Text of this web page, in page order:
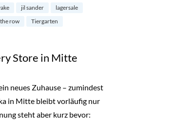
jil sander
lagersale
the row Tiergarten
Store in Mitte
neues Zuhause – zumindest
in Mitte bleibt vorläufig nur
steht aber kurz bevor: